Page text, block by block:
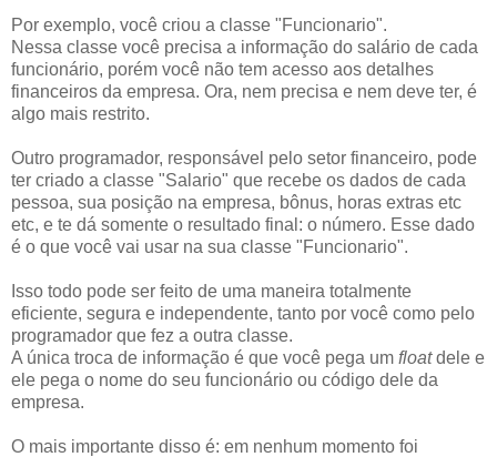
Por exemplo, você criou a classe "Funcionario".
Nessa classe você precisa a informação do salário de cada
funcionário, porém você não tem acesso aos detalhes
financeiros da empresa. Ora, nem precisa e nem deve ter, é
algo mais restrito.
Outro programador, responsável pelo setor financeiro, pode
ter criado a classe "Salario" que recebe os dados de cada
pessoa, sua posição na empresa, bônus, horas extras etc
etc, e te dá somente o resultado final: o número. Esse dado
é o que você vai usar na sua classe "Funcionario".
Isso todo pode ser feito de uma maneira totalmente
eficiente, segura e independente, tanto por você como pelo
programador que fez a outra classe.
A única troca de informação é que você pega um floatdele e
ele pega o nome do seu funcionário ou código dele da
empresa.
O mais importante disso é: em nenhum momento foi